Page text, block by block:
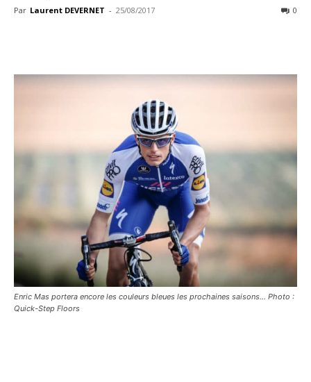
Par Laurent DEVERNET - 25/08/2017 0
Enric Mas portera encore les couleurs bleues les prochaines saisons... Photo :
Quick-Step Floors